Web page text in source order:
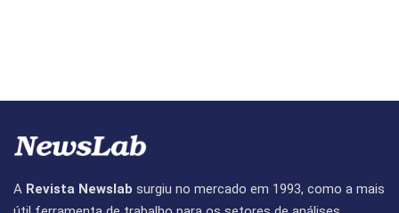
A Revista Newslab surgiu no mercado em 1993, como a mais